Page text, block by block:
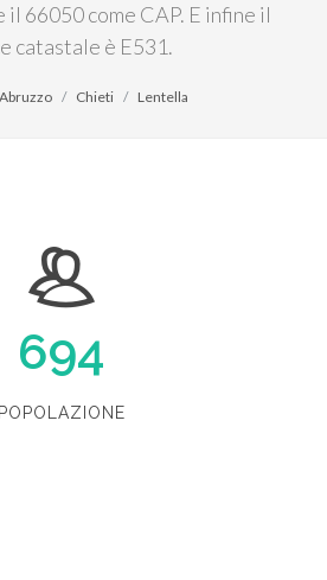
il 66050 come CAP. E infine il
catastale è E531.
Abruzzo Chieti Lentella
694
POPOLAZIONE